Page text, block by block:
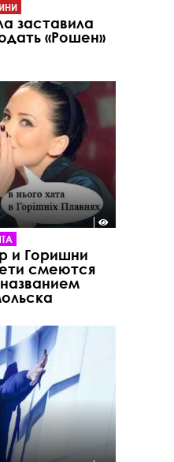
заставила
«Рошен»
и Горишни
смеются